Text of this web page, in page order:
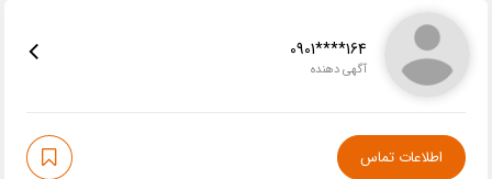
0901****164
آگهی دهنده
اطلاعات تماس